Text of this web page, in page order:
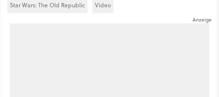
Star Wars: The Old Republic
Video